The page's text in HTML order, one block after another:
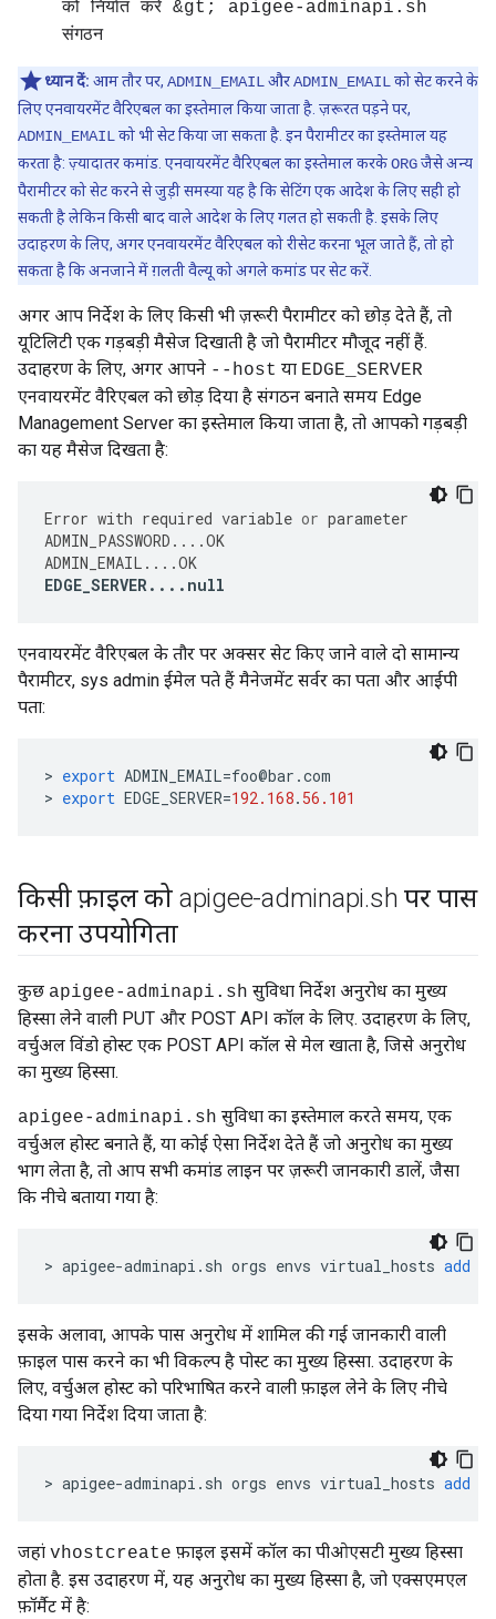
को निर्यात करें &gt; apigee-adminapi.sh
संगठन
ध्यान दें: आम तौर पर, ADMIN_EMAILऔरADMIN_EMAILको सेट करने के
लिए एनवायरमेंट वैरिएबल का इस्तेमाल किया जाता है. ज़रूरत पड़ने पर,
ADMIN_EMAILको भी सेट किया जा सकता है. इन पैरामीटर का इस्तेमाल यह
करता है: ज़्यादातर कमांड. एनवायरमेंट वैरिएबल का इस्तेमाल करकेORGजैसे अन्य
पैरामीटर को सेट करने से जुड़ी समस्या यह है कि सेटिंग एक आदेश के लिए सही हो
सकती है लेकिन किसी बाद वाले आदेश के लिए गलत हो सकती है. इसके लिए
उदाहरण के लिए, अगर एनवायरमेंट वैरिएबल को रीसेट करना भूल जाते हैं, तो हो
सकता है कि अनजाने में ग़लती वैल्यू को अगले कमांड पर सेट करें.
अगर आप निर्देश के लिए किसी भी ज़रूरी पैरामीटर को छोड़ देते हैं, तो
यूटिलिटी एक गड़बड़ी मैसेज दिखाती है जो पैरामीटर मौजूद नहीं हैं.
उदाहरण के लिए, अगर आपने --host या EDGE_SERVER
एनवायरमेंट वैरिएबल को छोड़ दिया है संगठन बनाते समय Edge
Management Server का इस्तेमाल किया जाता है, तो आपको गड़बड़ी
का यह मैसेज दिखता है:
Error with required variable or parameter
ADMIN_PASSWORD ....OK
ADMIN_EMAIL ....OK
EDGE_SERVER.... null
एनवायरमेंट वैरिएबल के तौर पर अक्सर सेट किए जाने वाले दो सामान्य
पैरामीटर, sys admin ईमेल पते हैं मैनेजमेंट सर्वर का पता और आईपी
पता:
> export ADMIN_EMAIL=foo@bar .com
> export EDGE_SERVER=192.168. 56.101
किसी फ़ाइल को apigee-adminapi.sh पर पास
करना उपयोगिता
कुछ apigee-adminapi.sh सुविधा निर्देश अनुरोध का मुख्य
हिस्सा लेने वाली PUT और POST API कॉल के लिए. उदाहरण के लिए,
वर्चुअल विंडो होस्ट एक POST API कॉल से मेल खाता है, जिसे अनुरोध
का मुख्य हिस्सा.
apigee-adminapi.sh सुविधा का इस्तेमाल करते समय, एक
वर्चुअल होस्ट बनाते हैं, या कोई ऐसा निर्देश देते हैं जो अनुरोध का मुख्य
भाग लेता है, तो आप सभी कमांड लाइन पर ज़रूरी जानकारी डालें, जैसा
कि नीचे बताया गया है:
> apigee-adminapi . sh orgs envs virtual_hosts add
इसके अलावा, आपके पास अनुरोध में शामिल की गई जानकारी वाली
फ़ाइल पास करने का भी विकल्प है पोस्ट का मुख्य हिस्सा. उदाहरण के
लिए, वर्चुअल होस्ट को परिभाषित करने वाली फ़ाइल लेने के लिए नीचे
दिया गया निर्देश दिया जाता है:
> apigee-adminapi . sh orgs envs virtual_hosts add
जहां vhostcreate फ़ाइल इसमें कॉल का पीओएसटी मुख्य हिस्सा
होता है. इस उदाहरण में, यह अनुरोध का मुख्य हिस्सा है, जो एक्सएमएल
फ़ॉर्मैट में है: